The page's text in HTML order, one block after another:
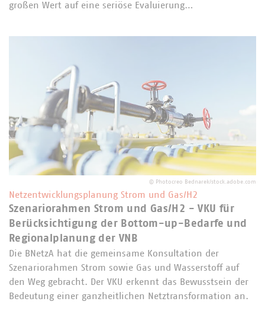
großen Wert auf eine seriöse Evaluierung…
© Photocreo Bednarek/stock.adobe.com
Netzentwicklungsplanung Strom und Gas/H2
Szenariorahmen Strom und Gas/H2 - VKU für
Berücksichtigung der Bottom-up-Bedarfe und
Regionalplanung der VNB
Die BNetzA hat die gemeinsame Konsultation der
Szenariorahmen Strom sowie Gas und Wasserstoff auf
den Weg gebracht. Der VKU erkennt das Bewusstsein der
Bedeutung einer ganzheitlichen Netztransformation an.